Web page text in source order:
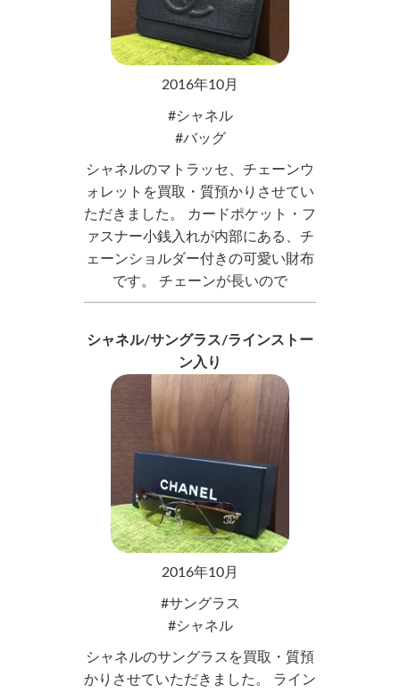
2016年10月
シャネル
バッグ
シャネルのマトラッセ、チェーンウ
ォレットを買取・質預かりさせてい
ただきました。 カードポケット・フ
ァスナー小銭入れが内部にある、チ
ェーンショルダー付きの可愛い財布
です。 チェーンが長いので
シャネル/サングラス/ラインストー
ン入り
2016年10月
サングラス
シャネル
シャネルのサングラスを買取・質預
かりさせていただきました。 ライン